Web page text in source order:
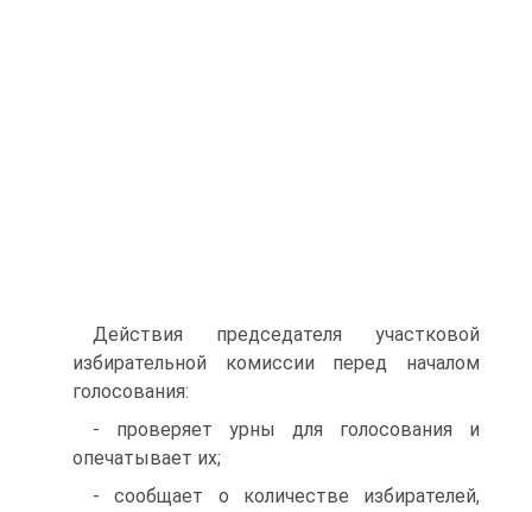
Действия председателя участковой
избирательной комиссии перед началом
голосования:
- проверяет урны для голосования и
опечатывает их;
- сообщает о количестве избирателей,